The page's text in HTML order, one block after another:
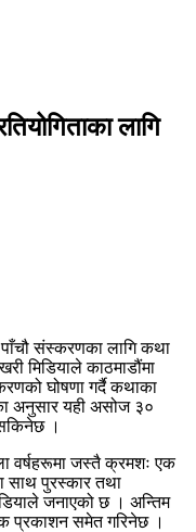
लागि
संस्करणका लागि कथा
मिडियाले काठमाडौंमा
घोषणा गर्दै कथाका
अनुसार यही असोज ३०
।
वर्षहरूमा जस्तै क्रमशः एक
साथ पुरस्कार तथा
जनाएको छ । अन्तिम
प्रकाशन समेत गरिनेछ ।